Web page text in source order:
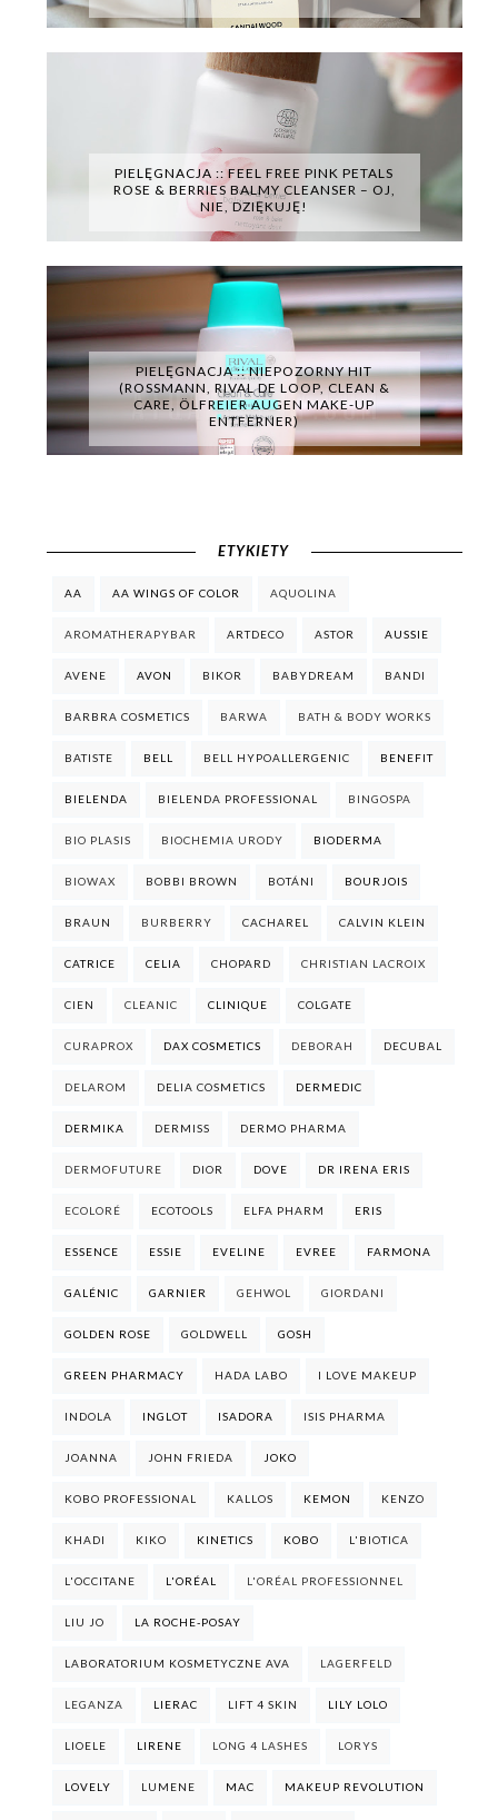
PIELĘGNACJA :: FEEL FREE PINK PETALS
ROSE & BERRIES BALMY CLEANSER – OJ,
NIE, DZIĘKUJĘ!
PIELĘGNACJA :: NIEPOZORNY HIT
(ROSSMANN, RIVAL DE LOOP, CLEAN &
CARE, ÖLFREIER AUGEN MAKE-UP
ENTFERNER)
ETYKIETY
AA AA WINGS OF COLOR AQUOLINA
AROMATHERAPYBAR ARTDECO ASTOR AUSSIE
AVENE AVON BIKOR BABYDREAM BANDI
BARBRA COSMETICS BARWA BATH & BODY WORKS
BATISTE BELL BELL HYPOALLERGENIC BENEFIT
BIELENDA BIELENDA PROFESSIONAL BINGOSPA
BIO PLASIS BIOCHEMIA URODY BIODERMA
BIOWAX BOBBI BROWN BOTÁNI BOURJOIS
BRAUN BURBERRY CACHAREL CALVIN KLEIN
CATRICE CELIA CHOPARD CHRISTIAN LACROIX
CIEN CLEANIC CLINIQUE COLGATE
CURAPROX DAX COSMETICS DEBORAH DECUBAL
DELAROM DELIA COSMETICS DERMEDIC
DERMIKA DERMISS DERMO PHARMA
DERMOFUTURE DIOR DOVE DR IRENA ERIS
ECOLORÉ ECOTOOLS ELFA PHARM ERIS
ESSENCE ESSIE EVELINE EVREE FARMONA
GALÉNIC GARNIER GEHWOL GIORDANI
GOLDEN ROSE GOLDWELL GOSH
GREEN PHARMACY HADA LABO I LOVE MAKEUP
INDOLA INGLOT ISADORA ISIS PHARMA
JOANNA JOHN FRIEDA JOKO
KOBO PROFESSIONAL KALLOS KEMON KENZO
KHADI KIKO KINETICS KOBO L'BIOTICA
L'OCCITANE L'ORÉAL L'ORÉAL PROFESSIONNEL
LIU JO LA ROCHE-POSAY
LABORATORIUM KOSMETYCZNE AVA LAGERFELD
LEGANZA LIERAC LIFT 4 SKIN LILY LOLO
LIOELE LIRENE LONG 4 LASHES LORYS
LOVELY LUMENE MAC MAKEUP REVOLUTION